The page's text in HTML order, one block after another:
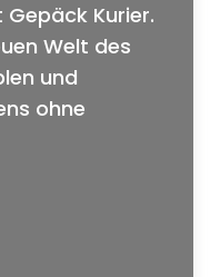
Kurier.
Welt des
und
ohne